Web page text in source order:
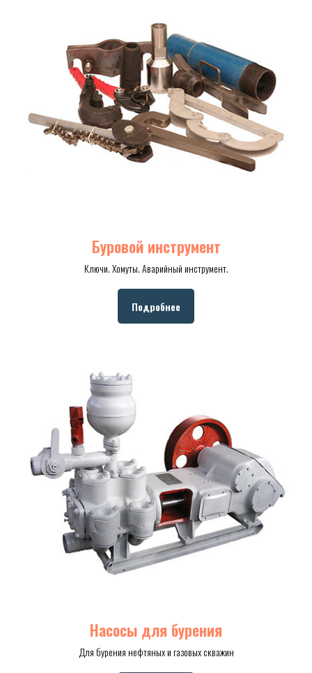
Буровой инструмент
Ключи. Хомуты. Аварийный инструмент.
Подробнее
Насосы для бурения
Для бурения нефтяных и газовых скважин